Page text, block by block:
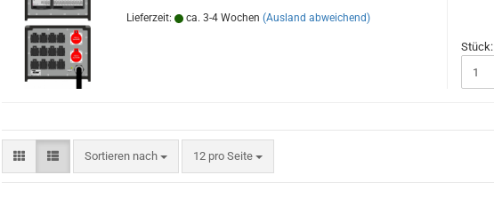
Lieferzeit: ca. 3-4 Wochen (Ausland abweichend)
Stück:
Sortieren nach
Sortieren nach 12 pro Seite
pro Seite